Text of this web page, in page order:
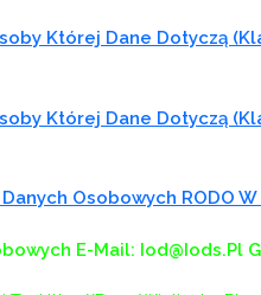
Której Dane Dotyczą
Której Dane Dotyczą
Osobowych RODO
E-Mail: Iod@iods.pl